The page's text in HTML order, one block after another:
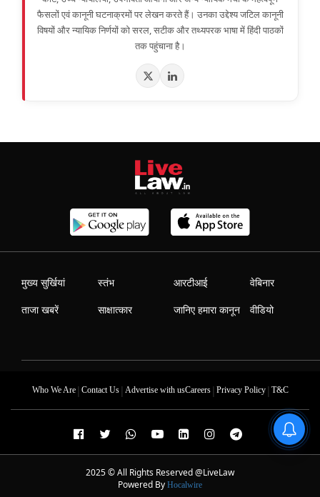
फैसलों एवं कानूनी घटनाक्रमों पर लेखन करते हैं। उनका उद्देश्य जटिल कानूनी
विषयों और न्यायिक निर्णयों को सरल, सटीक और तथ्यपरक भाषा में हिंदी पाठकों
तक पहुंचाना है।
मुख्य सुर्खियां
ताजा खबरें
स्तंभ
साक्षात्कार
आरटीआई
जानिए हमारा कानून
वेबिनार
वीडियो
Who We Are| Contact Us| Advertise with usCareers| Privacy Policy| T&C
2025 © All Rights Reserved @LiveLaw
Powered By Hocalwire